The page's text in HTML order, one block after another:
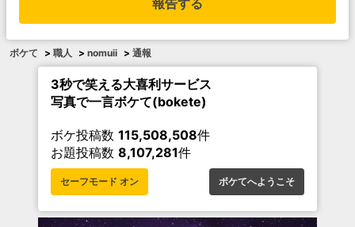
報告する
ボケて > 職人 > nomuii > 通報
3秒で笑える大喜利サービス
写真で一言ボケて(bokete)
ボケ投稿数 115,508,508件
お題投稿数 8,107,281件
セーフモード オン ボケてへようこそ